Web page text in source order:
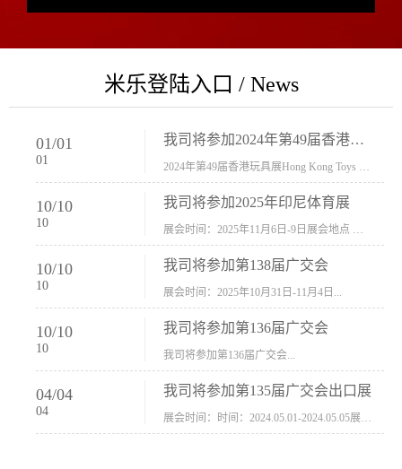
米乐登陆入口 / News
01/01
01
我司将参加2024年第49届香港玩具展Hong Kong Toys & Games Fair 欢迎新···
10/10
10
我司将参加2025年印尼体育展
10/10
10
我司将参加第138届广交会
展会时间：2025年10月31日-11月4日...
10/10
10
我司将参加第136届广交会
我司将参加第136届广交会...
04/04
04
我司将参加第135届广交会出口展
展会时间：时间：2024.05.01-2024.05.05展会地址：中国进出口商品交易会展馆福建康莱宝公司展位号12.1G37-38、H11-12，浙江康莱宝展位号17.1B23-24、C19-20...